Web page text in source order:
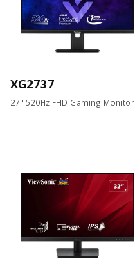
XG2737
27" 520Hz FHD Gaming Monitor